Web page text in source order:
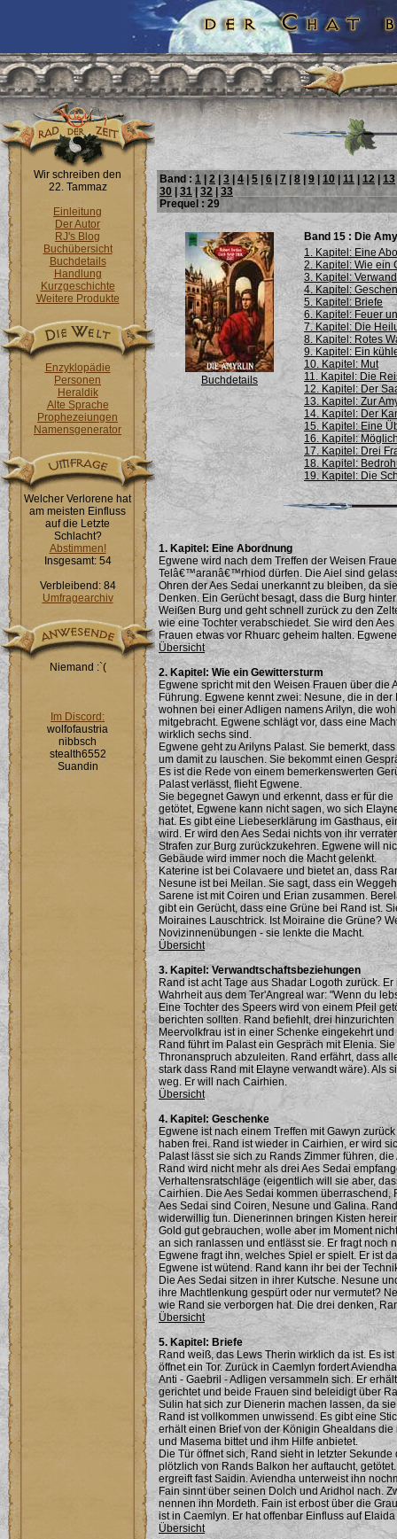
Wir schreiben den
22. Tammaz
Einleitung
Der Autor
RJ's Blog
Buchübersicht
Buchdetails
Handlung
Kurzgeschichte
Weitere Produkte
Enzyklopädie
Personen
Heraldik
Alte Sprache
Prophezeiungen
Namensgenerator
Welcher Verlorene hat
am meisten Einfluss
auf die Letzte
Schlacht?
Abstimmen!
Insgesamt: 54
Verbleibend: 84
Umfragearchiv
Niemand :`(
Im Discord:
wolfofaustria
nibbsch
stealth6552
Suandin
Band : 1 2 3 4|5 6 7 |8 9 10 11 12 |13
30
31 |32
33
Prequel : 29
Buchdetails
Band 15 : Die
1. Kapitel: Eine
2. Kapitel: Wie ein
3. Kapitel:
4. Kapitel:
5. Kapitel: Briefe
6. Kapitel: Feuer
7. Kapitel: Die
8. Kapitel: Rotes
9. Kapitel: Ein
10. Kapitel: Mut
11. Kapitel: Die
12. Kapitel: Der
13. Kapitel: Zur
14. Kapitel: Der
15. Kapitel: Eine
16. Kapitel:
17. Kapitel: Drei
18. Kapitel:
19. Kapitel: Die
1. Kapitel: Eine Abordnung
Egwene wird nach dem Treffen der Weisen
Telâ€™aranâ€™rhiod dürfen. Die Aiel sind
Ohren der Aes Sedai unerkannt zu bleiben, da
Denken. Ein Gerücht besagt, dass die Burg
Weißen Burg und geht schnell zurück zu den
wie eine Tochter verabschiedet. Sie wird den
Frauen etwas vor Rhuarc geheim halten.
Übersicht
2. Kapitel: Wie ein Gewittersturm
Egwene spricht mit den Weisen Frauen über die
Führung. Egwene kennt zwei: Nesune, die in
wohnen bei einer Adligen namens Arilyn, die
mitgebracht. Egwene schlägt vor, dass eine
wirklich sechs sind.
Egwene geht zu Arilyns Palast. Sie bemerkt,
um damit zu lauschen. Sie bekommt einen
Es ist die Rede von einem bemerkenswerten
Palast verlässt, flieht Egwene.
Sie begegnet Gawyn und erkennt, dass er für
getötet, Egwene kann nicht sagen, wo sich
hat. Es gibt eine Liebeserklärung im Gasthaus,
wird. Er wird den Aes Sedai nichts von ihr
Strafen zur Burg zurückzukehren. Egwene will
Gebäude wird immer noch die Macht gelenkt.
Katerine ist bei Colavaere und bietet an, dass
Nesune ist bei Meilan. Sie sagt, dass ein
Sarene ist mit Coiren und Erian zusammen.
gibt ein Gerücht, dass eine Grüne bei Rand ist.
Moiraines Lauschtrick. Ist Moiraine die Grüne?
Novizinnenübungen - sie lenkte die Macht.
Übersicht
3. Kapitel: Verwandtschaftsbeziehungen
Rand ist acht Tage aus Shadar Logoth zurück.
Wahrheit aus dem Ter'Angreal war: "Wenn du
Eine Tochter des Speers wird von einem Pfeil
berichten sollten. Rand befiehlt, drei
Meervolkfrau ist in einer Schenke eingekehrt
Rand führt im Palast ein Gespräch mit Elenia.
Thronanspruch abzuleiten. Rand erfährt, dass
stark dass Rand mit Elayne verwandt wäre). Als
weg. Er will nach Cairhien.
Übersicht
4. Kapitel: Geschenke
Egwene ist nach einem Treffen mit Gawyn
haben frei. Rand ist wieder in Cairhien, er wird
Palast lässt sie sich zu Rands Zimmer führen,
Rand wird nicht mehr als drei Aes Sedai
Verhaltensratschläge (eigentlich will sie aber,
Cairhien. Die Aes Sedai kommen
Aes Sedai sind Coiren, Nesune und Galina.
widerwillig tun. Dienerinnen bringen Kisten
Gold gut gebrauchen, wolle aber im Moment
an sich ranlassen und entlässt sie. Er fragt noch
Egwene fragt ihn, welches Spiel er spielt. Er ist
Egwene ist wütend. Rand kann ihr bei der
Die Aes Sedai sitzen in ihrer Kutsche. Nesune
ihre Machtlenkung gespürt oder nur vermutet?
wie Rand sie verborgen hat. Die drei denken,
Übersicht
5. Kapitel: Briefe
Rand weiß, das Lews Therin wirklich da ist. Es
öffnet ein Tor. Zurück in Caemlyn fordert
Anti - Gaebril - Adligen versammeln sich. Er
gerichtet und beide Frauen sind beleidigt über
Sulin hat sich zur Dienerin machen lassen, da
Rand ist vollkommen unwissend. Es gibt eine
erhält einen Brief von der Königin Ghealdans
und Masema bittet und ihm Hilfe anbietet.
Die Tür öffnet sich, Rand sieht in letzter
plötzlich von Rands Balkon her auftaucht,
ergreift fast Saidin. Aviendha unterweist ihn
Fain sinnt über seinen Dolch und Aridhol nach.
nennen ihn Mordeth. Fain ist erbost über die
ist in Caemlyn. Er hat offenbar Einfluss auf
Übersicht